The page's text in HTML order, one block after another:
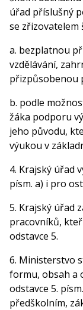
úřad příslušný
se zřizovatelem
a. bezplatnou
vzdělávání,
přizpůsobenou
b. podle
žáka podporu
jeho původu,
výukou v
4. Krajský úřad
písm. a) i pro
5. Krajský úřad
pracovníků,
odstavce 5.
6. Ministerstvo
formu, obsah a
odstavce 5.
předškolním,